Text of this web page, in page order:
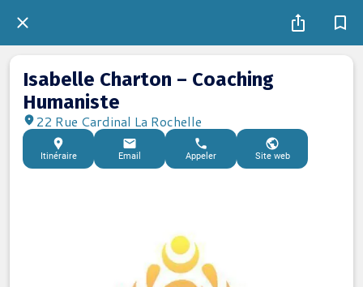
Isabelle Charton – Coaching
Humaniste
22 Rue Cardinal La Rochelle
Itinéraire Email Appeler Site web